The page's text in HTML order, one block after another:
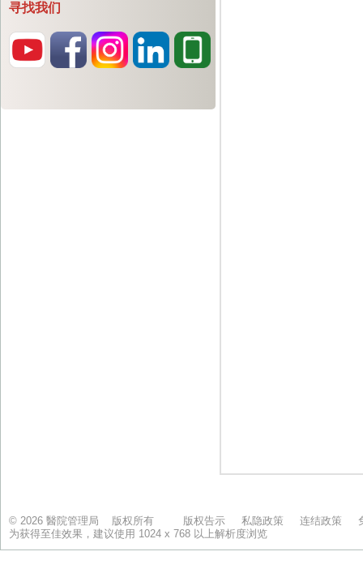
寻找我们
© 2026 醫院管理局 版权所有 版权告示 私隐政策 连结政策
为获得至佳效果，建议使用 1024 x 768 以上解析度浏览